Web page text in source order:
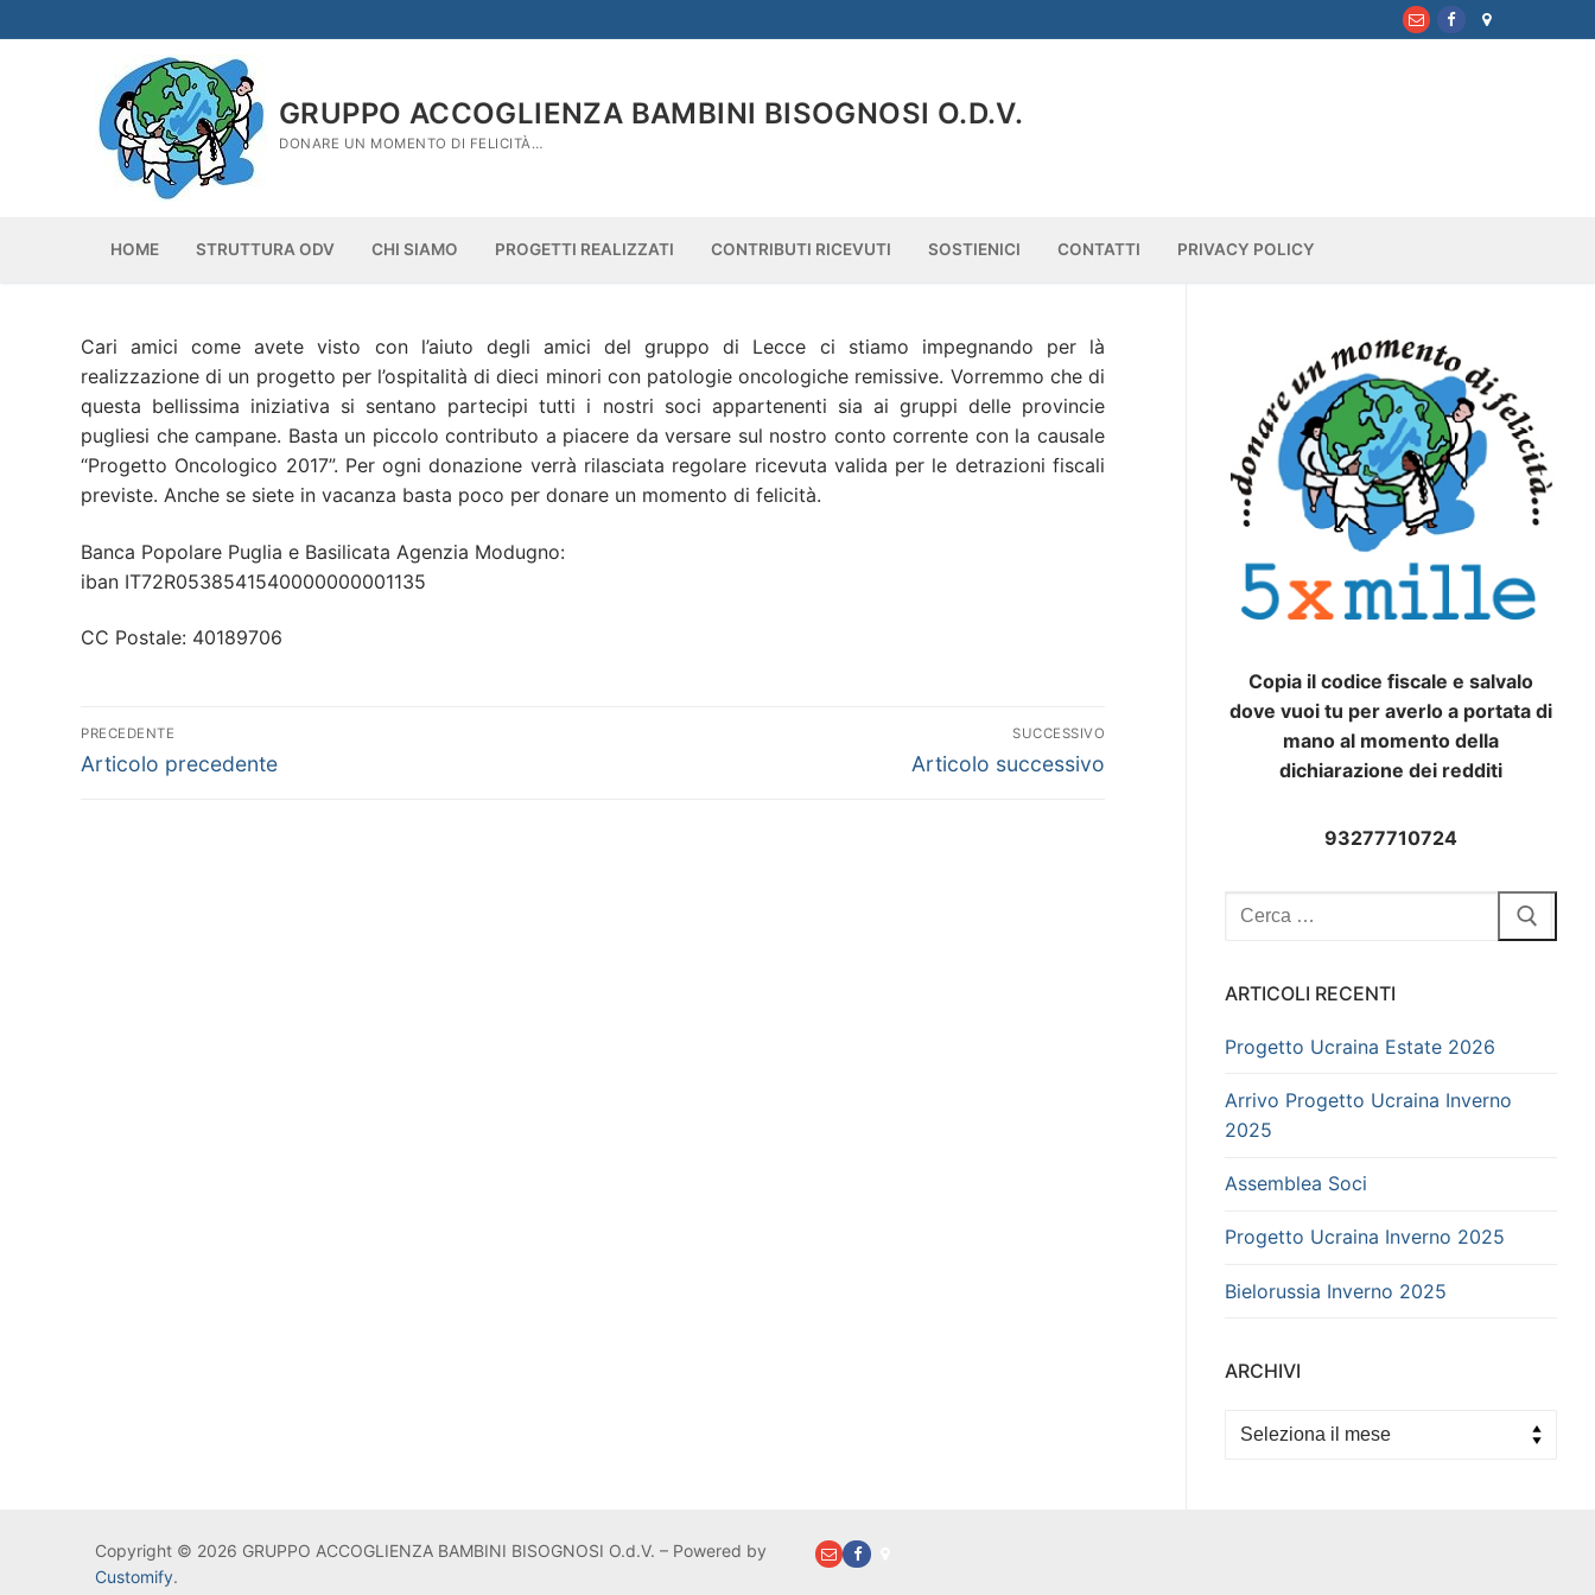
al
GRUPPO ACCOGLIENZA BAMBINI BISOGNOSI O.D.V.
DONARE UN MOMENTO DI FELICITÀ…
HOME STRUTTURA ODV CHI SIAMO PROGETTI REALIZZATI CONTRIBUTI RICEVUTI SOSTIENICI CONTATTI PRIVACY POLICY
Cari amici come avete visto con l’aiuto degli amici del gruppo di Lecce ci stiamo impegnando per là
realizzazione di un progetto per l’ospitalità di dieci minori con patologie oncologiche remissive. Vorremmo che di
questa bellissima iniziativa si sentano partecipi tutti i nostri soci appartenenti sia ai gruppi delle provincie
pugliesi che campane. Basta un piccolo contributo a piacere da versare sul nostro conto corrente con la causale
“Progetto Oncologico 2017”. Per ogni donazione verrà rilasciata regolare ricevuta valida per le detrazioni fiscali
previste. Anche se siete in vacanza basta poco per donare un momento di felicità.
Banca Popolare Puglia e Basilicata Agenzia Modugno:
iban IT72R0538541540000000001135
CC Postale: 40189706
Navigazione
articoli
PRECEDENTE
Articolo
Articolo precedente
SUCCESSIVO
Articolo
Articolo successivo
Copia il codice fiscale e salvalo
dove vuoi tu per averlo a portata di
mano al momento della
dichiarazione dei redditi
93277710724
Cerca:
ARTICOLI RECENTI
Progetto Ucraina Estate 2026
Arrivo Progetto Ucraina Inverno
2025
Assemblea Soci
Progetto Ucraina Inverno 2025
Bielorussia Inverno 2025
ARCHIVI
Archivi
Copyright © 2026 GRUPPO ACCOGLIENZA BAMBINI BISOGNOSI O.d.V. – Powered by
Customify.